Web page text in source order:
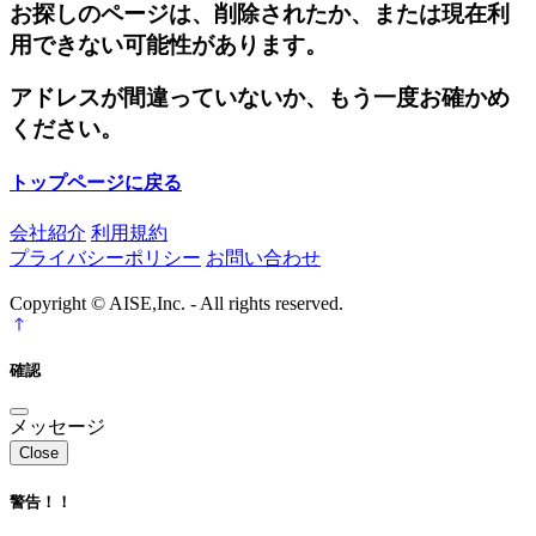
お探しのページは、削除されたか、または現在利
用できない可能性があります。
アドレスが間違っていないか、もう一度お確かめ
ください。
トップページに戻る
会社紹介 利用規約
プライバシーポリシー お問い合わせ
Copyright © AISE,Inc. - All rights reserved.
確認
メッセージ
Close
警告！！